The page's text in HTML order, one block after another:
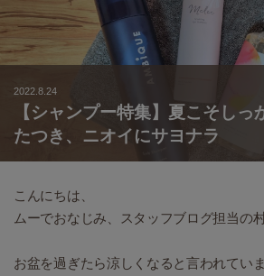
2022.8.24
【シャンプー特集】夏こそしっ
たつき、ニオイにサヨナラ
こんにちは、
ムーでおなじみ、スタッフブログ担当の
お盆を過ぎたら涼しくなると言われていま